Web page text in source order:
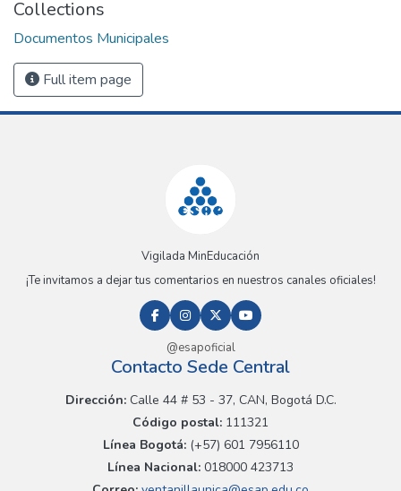
Collections
Documentos Municipales
Full item page
Vigilada MinEducación
¡Te invitamos a dejar tus comentarios en nuestros canales oficiales!
@esapoficial
Contacto Sede Central
Dirección:Calle 44 # 53 - 37, CAN, Bogotá D.C.
Código postal: 111321
Línea Bogotá:(+57) 601 7956110
Línea Nacional: 018000 423713